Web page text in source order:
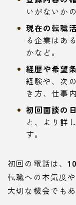
いがないか
現在の転職
る企業はあ
かなど。
経歴や希望
経験や、次
き方、仕事
初回面談の
と、より詳
す。
初回の電話は、
転職への本気度
大切な機会でもあ